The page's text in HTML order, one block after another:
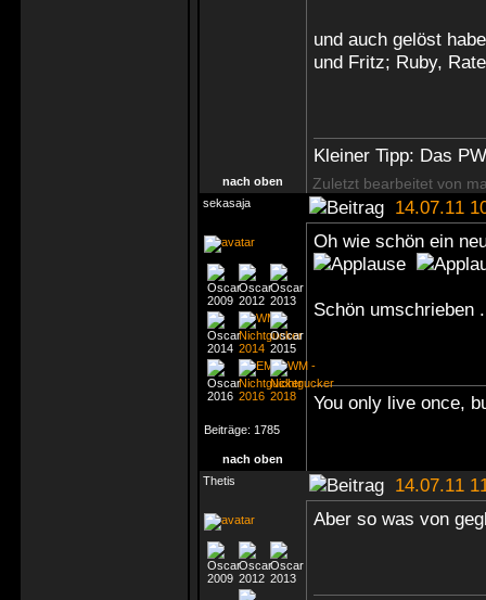
und auch gelöst
und Fritz; Ruby,
Kleiner Tipp: Das
nach oben Zuletzt bearbeitet von
sekasaja 14.07.11
Beiträge: 1785
Oh wie schön ein
Schön
You only live once,
nach oben
Thetis
14.07.11
Aber so was von